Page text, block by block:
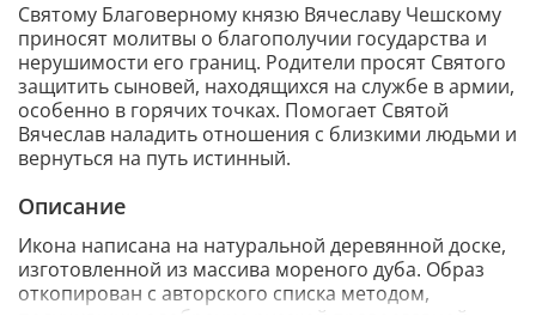
Святому Благоверному князю Вячеславу Чешскому
приносят молитвы о благополучии государства и
нерушимости его границ. Родители просят Святого
защитить сыновей, находящихся на службе в армии,
особенно в горячих точках. Помогает Святой
Вячеслав наладить отношения с близкими людьми и
вернуться на путь истинный.
Описание
Икона написана на натуральной деревянной доске,
изготовленной из массива мореного дуба. Образ
откопирован с авторского списка методом,